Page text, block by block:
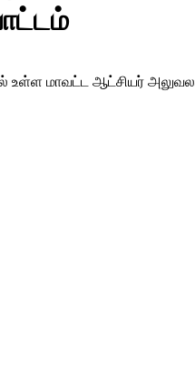
உள்ள மாவட்ட ஆட்சியர்